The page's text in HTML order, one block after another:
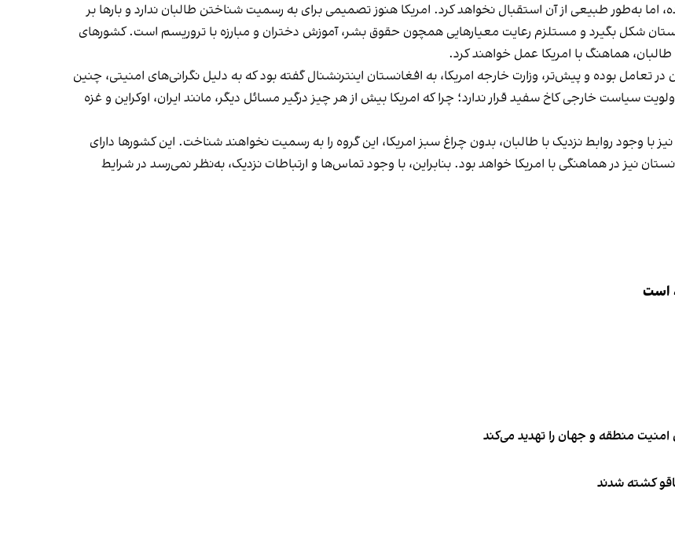
اما به‌طور طبیعی از آن استقبال نخواهد کرد. امریکا هنوز تصمیمی برای به رسمیت شناختن طالبان ندارد و بارها بر
شکل بگیرد و مستلزم رعایت معیارهایی همچون حقوق بشر، آموزش دختران و مبارزه با تروریسم است. کشورهای
هماهنگ با امریکا عمل خواهند کرد.
در تعامل بوده و پیش‌تر، وزارت خارجه امریکا، به افغانستان اینترنشنال گفته بود که به دلیل نگرانی‌های امنیتی، چنین
سیاست خارجی کاخ سفید قرار ندارد؛ چرا که امریکا بیش از هر چیز درگیر مسائل دیگر، مانند ایران، اوکراین و غزه
وجود روابط نزدیک با طالبان، بدون چراغ سبز امریکا، این گروه را به رسمیت نخواهند شناخت. این کشورها دارای
نیز در هماهنگی با امریکا خواهد بود. بنابراین، با وجود تماس‌ها و ارتباطات نزدیک، به‌نظر نمی‌رسد در شرایط
است
منطقه و جهان را تهدید می‌کند
کشته شدند